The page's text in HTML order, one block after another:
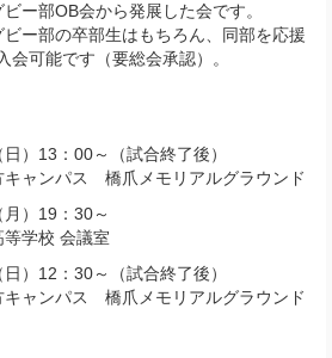
ー部OB会から発展した会です。
ー部の卒部生はもちろん、同部を応援
会可能です（要総会承認）。
）13：00～（試合終了後）
キャンパス 橋爪メモリアルグラウンド
）19：30～
学校 会議室
）12：30～（試合終了後）
キャンパス 橋爪メモリアルグラウンド